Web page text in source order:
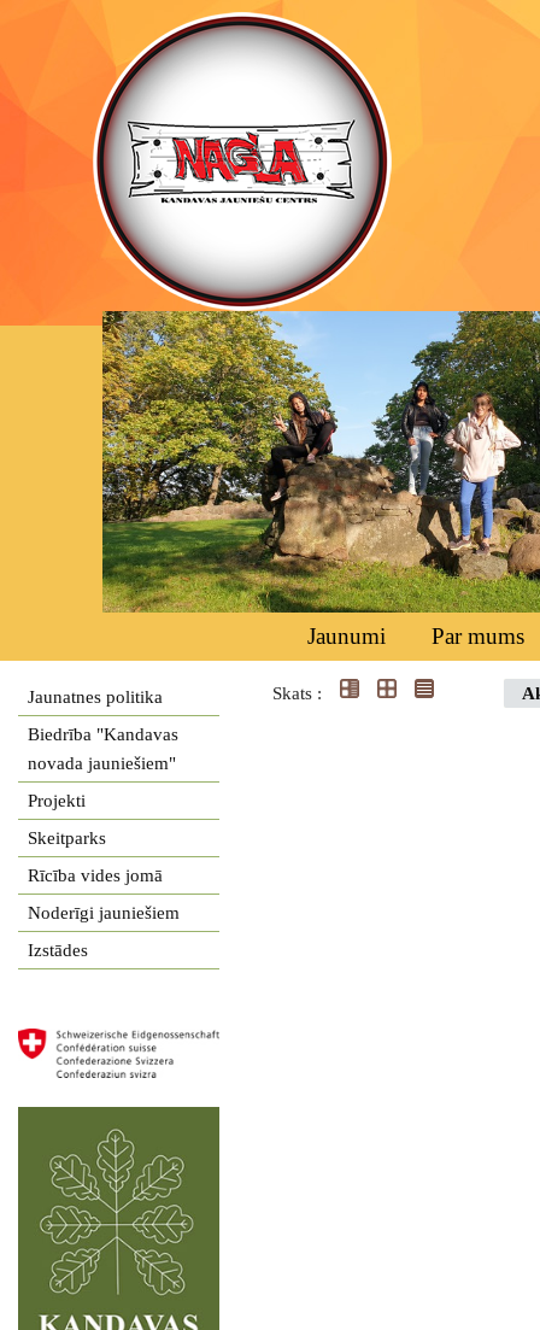
Jaunumi Par mums
Jaunatnes politika
Biedrība "Kandavas
novada jauniešiem"
Projekti
Skeitparks
Rīcība vides jomā
Noderīgi jauniešiem
Izstādes
Skats :